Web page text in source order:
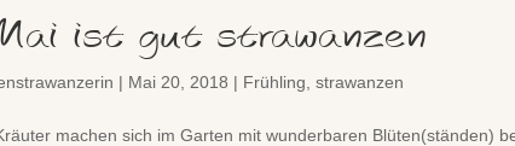
ist gut strawanzen
| Mai 20, 2018 | Frühling ,strawanzen
machen sich im Garten mit wunderbaren Blüten(ständen)